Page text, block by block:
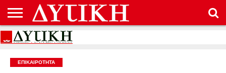
ΑΡΧΙΚΉ
ΕΠΙΚΟΙΝΩΝΊΑ
ΌΡΟΙ
ΠΡΟΣΤΑΣΊΑ
ΔΕΔΟΜΈΝΩΝ
ΕΠΙΚΑΙΡΟΤΗΤΑ